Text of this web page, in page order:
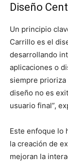
Diseño
Un principio
Carrillo es el
desarrollando
aplicaciones o
siempre prioriza
diseño no es
usuario final”,
Este enfoque lo
la creación de
mejoran la